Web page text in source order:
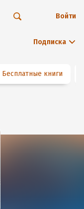
Подписка
Войти
Бесплатные книги